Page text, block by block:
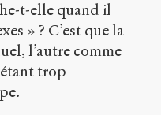
t-elle quand il
» ? C’est que la
l’autre comme
étant trop